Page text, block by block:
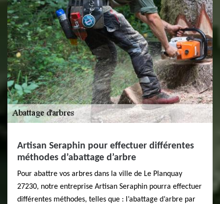
Artisan Seraphin pour effectuer différentes
méthodes d’abattage d’arbre
Pour abattre vos arbres dans la ville de Le Planquay
27230, notre entreprise Artisan Seraphin pourra effectuer
différentes méthodes, telles que : l’abattage d’arbre par